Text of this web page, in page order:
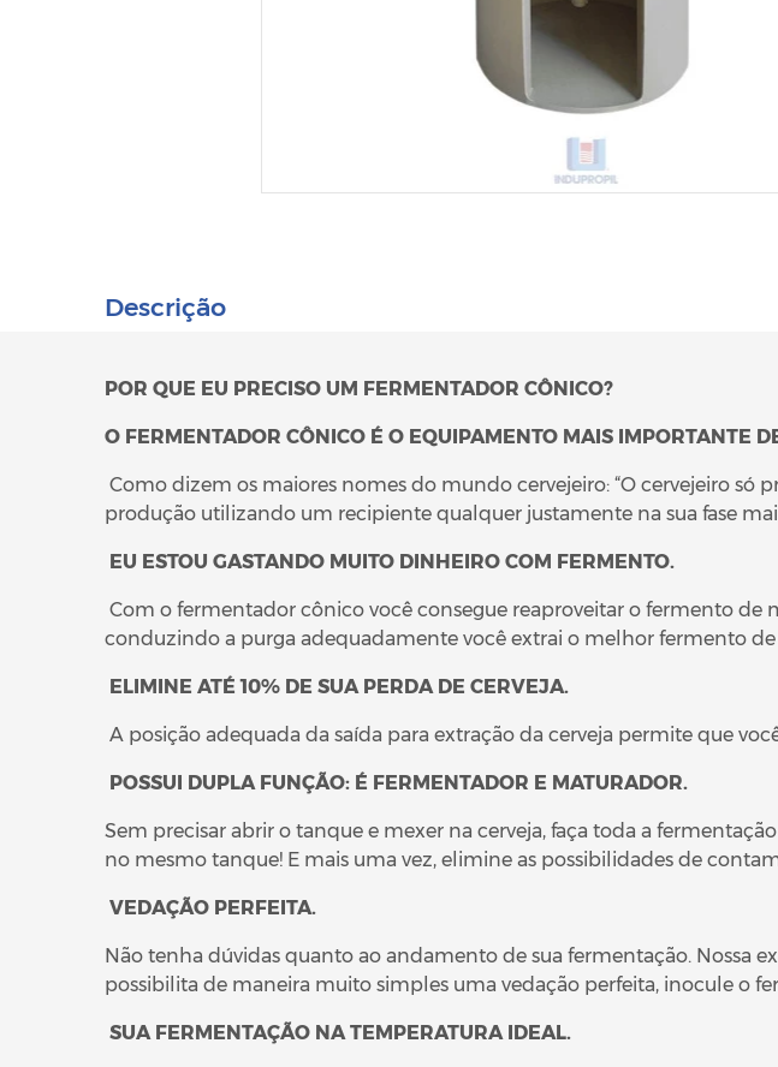
Descrição
POR QUE EU PRECISO UM FERMENTADOR CÔNICO?
O FERMENTADOR CÔNICO É O EQUIPAMENTO MAIS IMPORTANTE
Como dizem os maiores nomes do mundo cervejeiro: “O cervejeiro só
produção utilizando um recipiente qualquer justamente na sua fase
EU ESTOU GASTANDO MUITO DINHEIRO COM FERMENTO.
Com o fermentador cônico você consegue reaproveitar o fermento
conduzindo a purga adequadamente você extrai o melhor fermento de
ELIMINE ATÉ 10% DE SUA PERDA DE CERVEJA.
A posição adequada da saída para extração da cerveja permite que
POSSUI DUPLA FUNÇÃO: É FERMENTADOR E MATURADOR.
Sem precisar abrir o tanque e mexer na cerveja, faça toda a
no mesmo tanque! E mais uma vez, elimine as possibilidades de
VEDAÇÃO PERFEITA.
Não tenha dúvidas quanto ao andamento de sua fermentação. Nossa
possibilita de maneira muito simples uma vedação perfeita, inocule o
SUA FERMENTAÇÃO NA TEMPERATURA IDEAL.